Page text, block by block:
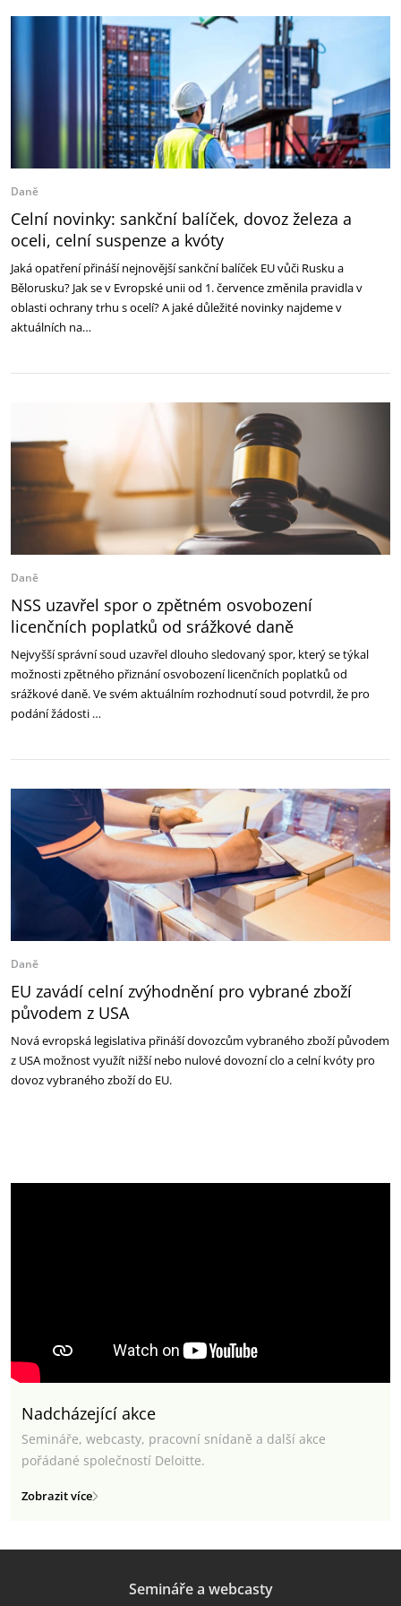
Daně
Celní novinky: sankční balíček, dovoz železa a
oceli, celní suspenze a kvóty
Jaká opatření přináší nejnovější sankční balíček EU vůči Rusku a
Bělorusku? Jak se v Evropské unii od 1. července změnila pravidla v
oblasti ochrany trhu s ocelí? A jaké důležité novinky najdeme v
aktuálních na…
Daně
NSS uzavřel spor o zpětném osvobození
licenčních poplatků od srážkové daně
Nejvyšší správní soud uzavřel dlouho sledovaný spor, který se týkal
možnosti zpětného přiznání osvobození licenčních poplatků od
srážkové daně. Ve svém aktuálním rozhodnutí soud potvrdil, že pro
podání žádosti …
Daně
EU zavádí celní zvýhodnění pro vybrané zboží
původem z USA
Nová evropská legislativa přináší dovozcům vybraného zboží původem
z USA možnost využít nižší nebo nulové dovozní clo a celní kvóty pro
dovoz vybraného zboží do EU.
Nadcházející akce
Semináře, webcasty, pracovní snídaně a další akce
pořádané společností Deloitte.
Zobrazit více
Semináře a webcasty